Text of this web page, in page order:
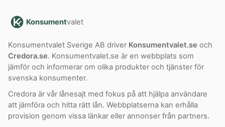
Konsumentvalet
Konsumentvalet Sverige AB driver Konsumentvalet.se och
Credora.se. Konsumentvalet.se är en webbplats som
jämför och informerar om olika produkter och tjänster för
svenska konsumenter.
Credora är vår lånesajt med fokus på att hjälpa användare
att jämföra och hitta rätt lån. Webbplatserna kan erhålla
provision genom vissa länkar eller annonser från partners.